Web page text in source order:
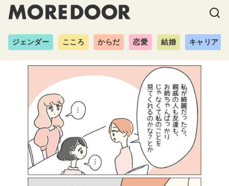
ジェンダー こころ からだ 恋愛 結婚 キャリア